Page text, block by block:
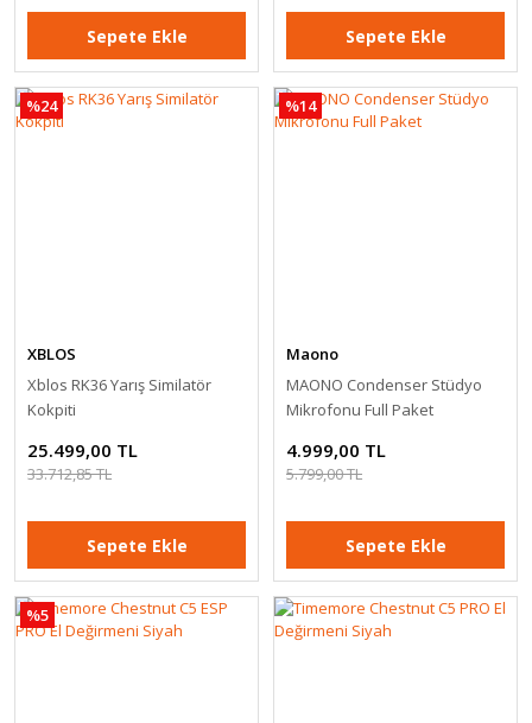
Sepete Ekle Sepete Ekle
%24
XBLOS
Xblos RK36 Yarış Similatör
Kokpiti
25.499,00 TL
33.712,85 TL
Sepete Ekle
%14
Maono
MAONO Condenser Stüdyo
Mikrofonu Full Paket
4.999,00 TL
5.799,00 TL
Sepete Ekle
%5